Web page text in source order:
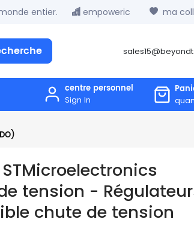
entier. empoweric ma
centre personnel
Sign In
STMicroelectronics
tension -
chute de tension